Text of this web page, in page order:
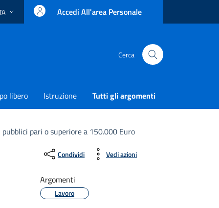
attiva: Accedi All'area Personale
Cerca
libero Istruzione Tutti gli argomenti
pari o superiore a 150.000 Euro
Condividi Vedi azioni
Argomenti
Lavoro